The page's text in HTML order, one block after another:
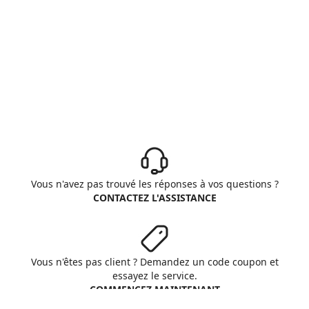
Vous n'avez pas trouvé les réponses à vos questions ?
CONTACTEZ L'ASSISTANCE
Vous n'êtes pas client ? Demandez un code coupon et
essayez le service.
COMMENCEZ MAINTENANT